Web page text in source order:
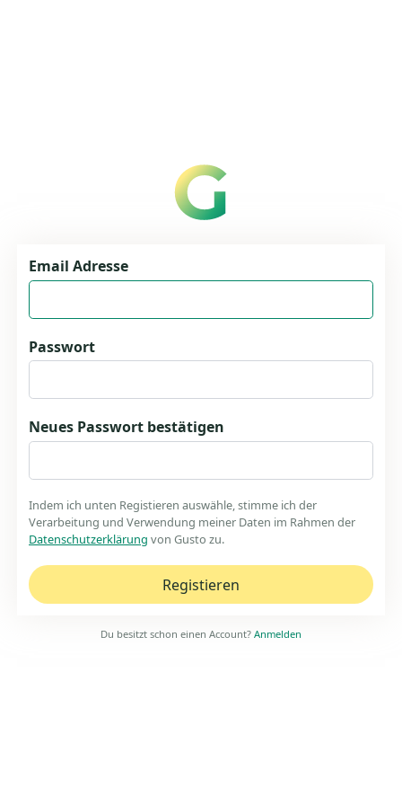
Email Adresse
Passwort
Neues Passwort bestätigen
Indem ich unten Registieren auswähle, stimme ich der
Verarbeitung und Verwendung meiner Daten im Rahmen der
Datenschutzerklärung von Gusto zu.
Du besitzt schon einen Account? Anmelden